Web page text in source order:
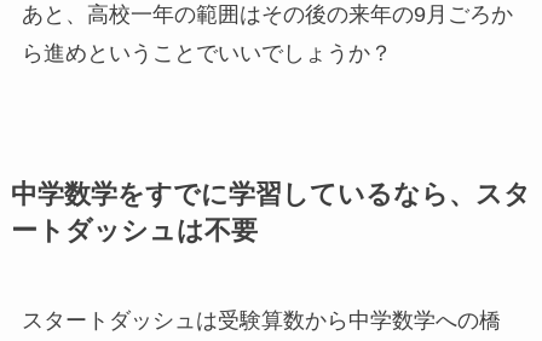
あと、高校一年の範囲はその後の来年の9月ごろか
ら進めということでいいでしょうか？
中学数学をすでに学習しているなら、スタ
ートダッシュは不要
スタートダッシュは受験算数から中学数学への橋